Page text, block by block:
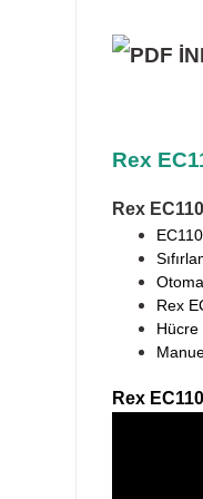
Rex
Rex
Rex
Hücre
Rex